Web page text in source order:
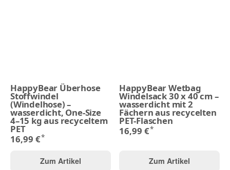
HappyBear Überhose
Stoffwindel
(Windelhose) –
wasserdicht, One-Size
4–15 kg aus recyceltem
PET
16,99 €*
Zum Artikel
HappyBear Wetbag
Windelsack 30 x 40 cm –
wasserdicht mit 2
Fächern aus recycelten
PET-Flaschen
16,99 €*
Zum Artikel